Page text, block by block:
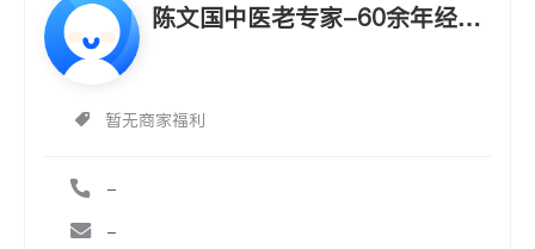
陈文国中医老专家-60余年经验
暂无商家福利
-
-